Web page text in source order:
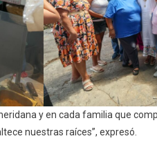
y en cada familia que
nuestras raíces”, expresó.